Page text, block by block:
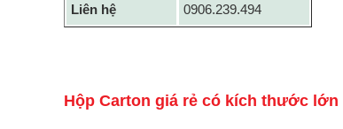
Liên hệ 0906.239.494
Hộp Carton giá rẻ có kích thước